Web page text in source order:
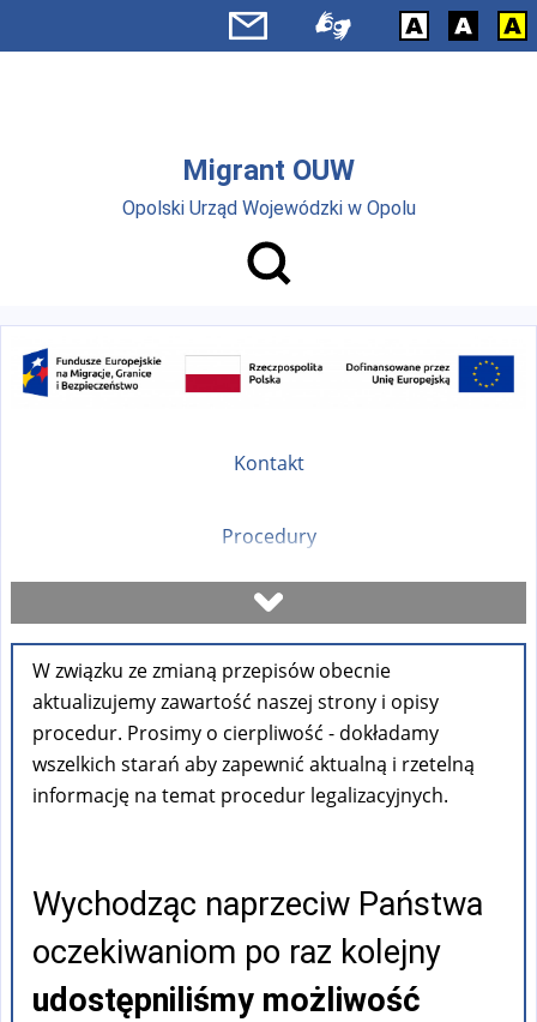
Przejdź do menu głównego
Migrant OUW
Opolski Urząd Wojewódzki w Opolu
Kontakt
Procedury
Umów się na wizytę
Sprawdź stan sprawy
Formularze
FAQ
Pouczenia
W związku ze zmianą przepisów obecnie
aktualizujemy zawartość naszej strony i opisy
procedur. Prosimy o cierpliwość - dokładamy
wszelkich starań aby zapewnić aktualną i rzetelną
informację na temat procedur legalizacyjnych.
Wychodząc naprzeciw Państwa
oczekiwaniom po raz kolejny
udostępniliśmy możliwość